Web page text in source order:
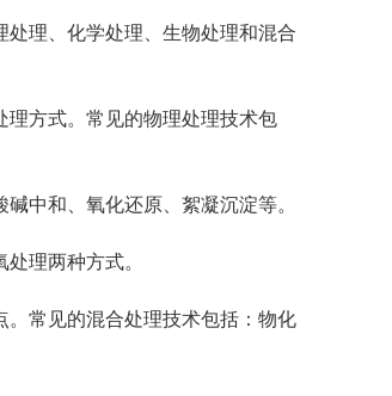
理、化学处理、生物处理和混合
理方式。常见的物理处理技术包
中和、氧化还原、絮凝沉淀等。
理两种方式。
常见的混合处理技术包括：物化